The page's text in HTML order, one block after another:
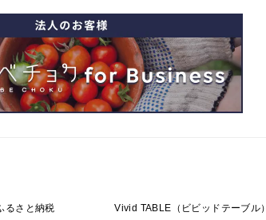
るさと納税 Vivid TABLE（ビビッドテーブル）